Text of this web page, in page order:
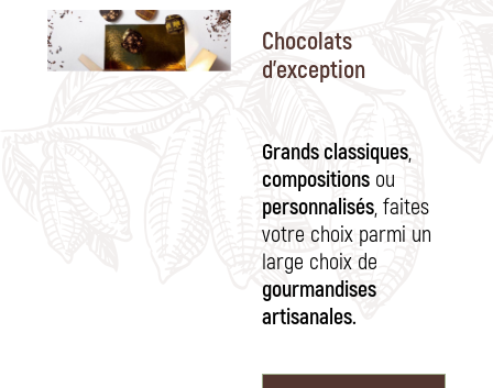
Chocolats
d'exception
Grands classiques,
compositions ou
personnalisés, faites
votre choix parmi un
large choix de
gourmandises
artisanales.